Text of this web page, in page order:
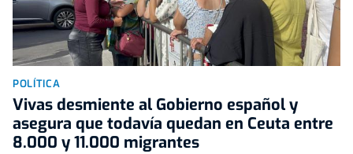
POLÍTICA
Vivas desmiente al Gobierno español y
asegura que todavía quedan en Ceuta entre
8.000 y 11.000 migrantes